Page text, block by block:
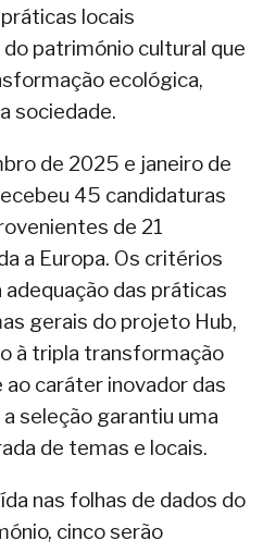
locais
património cultural que
ecológica,
sociedade.
de 2025 e janeiro de
45 candidaturas
de 21
a Europa. Os critérios
das práticas
gerais do projeto Hub,
à tripla transformação
ao caráter inovador das
seleção garantiu uma
de temas e locais.
nas folhas de dados do
cinco serão